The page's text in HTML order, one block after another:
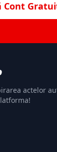
Cont
actelor